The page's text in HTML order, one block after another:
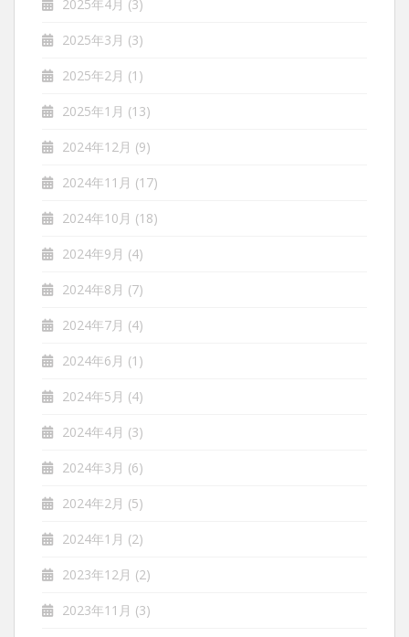
2025年4月 (3)
2025年3月 (3)
2025年2月 (1)
2025年1月 (13)
2024年12月 (9)
2024年11月 (17)
2024年10月 (18)
2024年9月 (4)
2024年8月 (7)
2024年7月 (4)
2024年6月 (1)
2024年5月 (4)
2024年4月 (3)
2024年3月 (6)
2024年2月 (5)
2024年1月 (2)
2023年12月 (2)
2023年11月 (3)